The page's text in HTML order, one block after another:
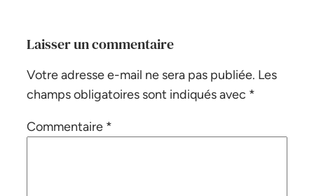
Laisser un commentaire
Votre adresse e-mail ne sera pas publiée. Les
champs obligatoires sont indiqués avec *
Commentaire *